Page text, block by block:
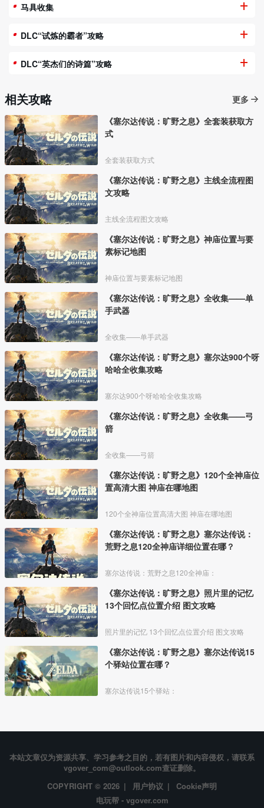
马具收集
DLC“试炼的霸者”攻略
DLC“英杰们的诗篇”攻略
相关攻略
更多
《塞尔达传说：旷野之息》全套装获取方
式
全套装获取方式
《塞尔达传说：旷野之息》主线全流程图
文攻略
主线全流程图文攻略
《塞尔达传说：旷野之息》神庙位置与要
素标记地图
神庙位置与要素标记地图
《塞尔达传说：旷野之息》全收集——单
手武器
全收集——单手武器
《塞尔达传说：旷野之息》塞尔达900个呀
哈哈全收集攻略
塞尔达900个呀哈哈全收集攻略
《塞尔达传说：旷野之息》全收集——弓
箭
全收集——弓箭
《塞尔达传说：旷野之息》120个全神庙位
置高清大图 神庙在哪地图
120个全神庙位置高清大图 神庙在哪地图
《塞尔达传说：旷野之息》塞尔达传说：
荒野之息120全神庙详细位置在哪？
塞尔达传说：荒野之息120全神庙：
《塞尔达传说：旷野之息》照片里的记忆
13个回忆点位置介绍 图文攻略
照片里的记忆 13个回忆点位置介绍 图文攻略
《塞尔达传说：旷野之息》塞尔达传说15
个驿站位置在哪？
塞尔达传说15个驿站：
本站文章仅为资源共享、学习参考之目的，若有图片和内容侵权，请联系
vgover_com@outlook.com查证删除。
COPYRIGHT © 2026 |
用户协议 | Cookie声明
电玩帮 - vgover.com